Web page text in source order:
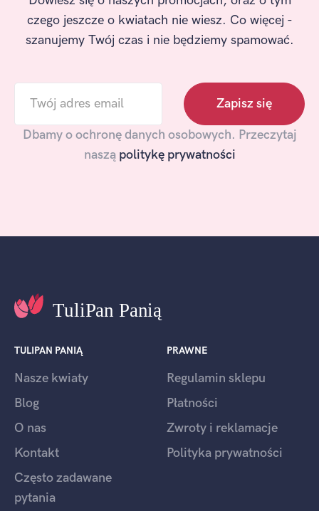
czego jeszcze o kwiatach nie wiesz. Co więcej -
szanujemy Twój czas i nie będziemy spamować.
Dbamy o ochronę danych osobowych. Przeczytaj
naszą politykę prywatności
TULIPAN PANIĄ
Nasze kwiaty
Blog
O nas
Kontakt
Często zadawane
pytania
PRAWNE
Regulamin sklepu
Płatności
Zwroty i reklamacje
Polityka prywatności